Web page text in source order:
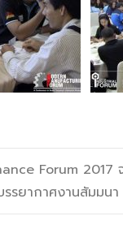
Forum 2017
รยากาศงานสัมมน